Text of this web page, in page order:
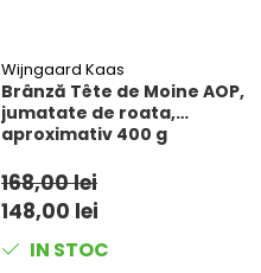
Wijngaard Kaas
Brânză Tête de Moine AOP,
jumatate de roata,
aproximativ 400 g
168,00 lei
148,00 lei
IN STOC